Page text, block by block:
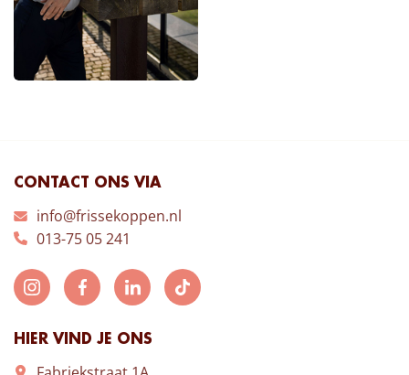
CONTACT ONS VIA
info@frissekoppen.nl
013-75 05 241
HIER VIND JE ONS